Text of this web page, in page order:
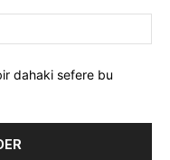
dahaki sefere bu